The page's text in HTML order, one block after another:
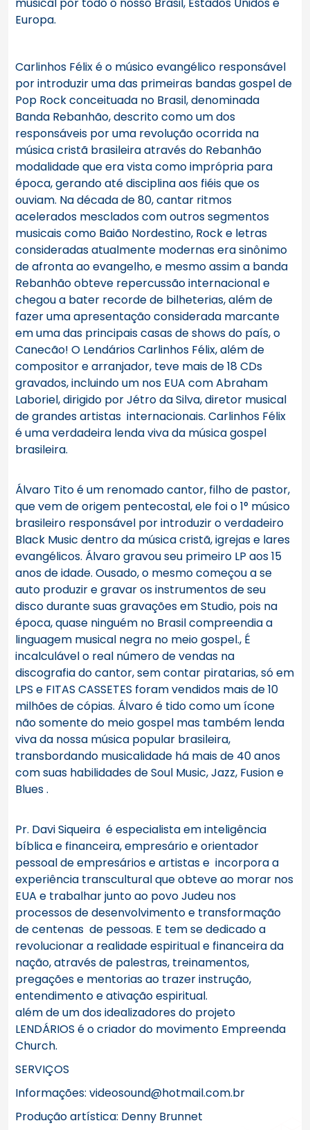
musical por todo o nosso Brasil, Estados Unidos e
Europa.
Carlinhos Félix é o músico evangélico responsável
por introduzir uma das primeiras bandas gospel de
Pop Rock conceituada no Brasil, denominada
Banda Rebanhão, descrito como um dos
responsáveis por uma revolução ocorrida na
música cristã brasileira através do Rebanhão
modalidade que era vista como imprópria para
época, gerando até disciplina aos fiéis que os
ouviam. Na década de 80, cantar ritmos
acelerados mesclados com outros segmentos
musicais como Baião Nordestino, Rock e letras
consideradas atualmente modernas era sinônimo
de afronta ao evangelho, e mesmo assim a banda
Rebanhão obteve repercussão internacional e
chegou a bater recorde de bilheterias, além de
fazer uma apresentação considerada marcante
em uma das principais casas de shows do país, o
Canecão! O Lendários Carlinhos Félix, além de
compositor e arranjador, teve mais de 18 CDs
gravados, incluindo um nos EUA com Abraham
Laboriel, dirigido por Jétro da Silva, diretor musical
de grandes artistas internacionais. Carlinhos Félix
é uma verdadeira lenda viva da música gospel
brasileira.
Álvaro Tito é um renomado cantor, filho de pastor,
que vem de origem pentecostal, ele foi o 1° músico
brasileiro responsável por introduzir o verdadeiro
Black Music dentro da música cristã, igrejas e lares
evangélicos. Álvaro gravou seu primeiro LP aos 15
anos de idade. Ousado, o mesmo começou a se
auto produzir e gravar os instrumentos de seu
disco durante suas gravações em Studio, pois na
época, quase ninguém no Brasil compreendia a
linguagem musical negra no meio gospel., É
incalculável o real número de vendas na
discografia do cantor, sem contar piratarias, só em
LPS e FITAS CASSETES foram vendidos mais de 10
milhões de cópias. Álvaro é tido como um ícone
não somente do meio gospel mas também lenda
viva da nossa música popular brasileira,
transbordando musicalidade há mais de 40 anos
com suas habilidades de Soul Music, Jazz, Fusion e
Blues .
Pr. Davi Siqueira é especialista em inteligência
bíblica e financeira, empresário e orientador
pessoal de empresários e artistas e incorpora a
experiência transcultural que obteve ao morar nos
EUA e trabalhar junto ao povo Judeu nos
processos de desenvolvimento e transformação
de centenas de pessoas. E tem se dedicado a
revolucionar a realidade espiritual e financeira da
nação, através de palestras, treinamentos,
pregações e mentorias ao trazer instrução,
entendimento e ativação espiritual.
além de um dos idealizadores do projeto
LENDÁRIOS é o criador do movimento Empreenda
Church.
SERVIÇOS
Informações: videosound@hotmail.com.br
Produção artística: Denny Brunnet